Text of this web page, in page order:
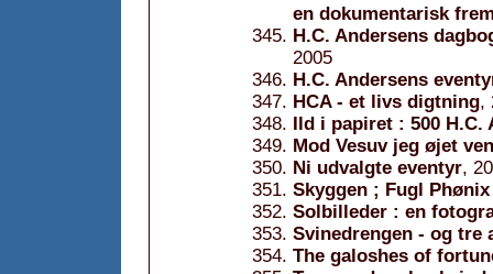
en dokumentarisk
H.C. Andersens
2005
H.C. Andersens
HCA - et livs digtning,
Ild i papiret : 500 H.C.
Mod Vesuv jeg øjet
Ni udvalgte eventyr,
Skyggen ; Fugl
Solbilleder : en
Svinedrengen - og tre
The galoshes of